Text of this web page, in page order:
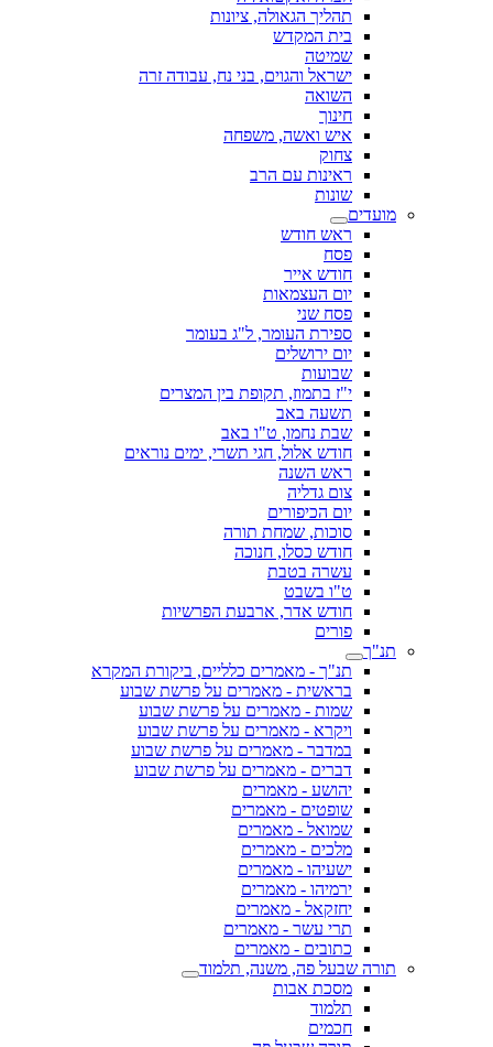
תהליך הגאולה, ציונות
בית המקדש
שמיטה
ישראל והגוים, בני נח, עבודה זרה
השואה
חינוך
איש ואשה, משפחה
צחוק
ראינות עם הרב
שונות
מועדים
ראש חודש
פסח
חודש אייר
יום העצמאות
פסח שני
ספירת העומר, ל"ג בעומר
יום ירושלים
שבועות
י"ז בתמוז, תקופת בין המצרים
תשעה באב
שבת נחמו, ט"ו באב
חודש אלול, חגי תשרי, ימים נוראים
ראש השנה
צום גדליה
יום הכיפורים
סוכות, שמחת תורה
חודש כסלו, חנוכה
עשרה בטבת
ט"ו בשבט
חודש אדר, ארבעת הפרשיות
פורים
תנ"ך
תנ"ך - מאמרים כלליים, ביקורת המקרא
בראשית - מאמרים על פרשת שבוע
שמות - מאמרים על פרשת שבוע
ויקרא - מאמרים על פרשת שבוע
במדבר - מאמרים על פרשת שבוע
דברים - מאמרים על פרשת שבוע
יהושע - מאמרים
שופטים - מאמרים
שמואל - מאמרים
מלכים - מאמרים
ישעיהו - מאמרים
ירמיהו - מאמרים
יחזקאל - מאמרים
תרי עשר - מאמרים
כתובים - מאמרים
תורה שבעל פה, משנה, תלמוד
מסכת אבות
תלמוד
חכמים